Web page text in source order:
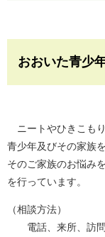
おおいた青少
ニートやひきこも
青少年及びその家族
そのご家族のお悩み
を行っています。
（相談方法）
電話、来所、訪問